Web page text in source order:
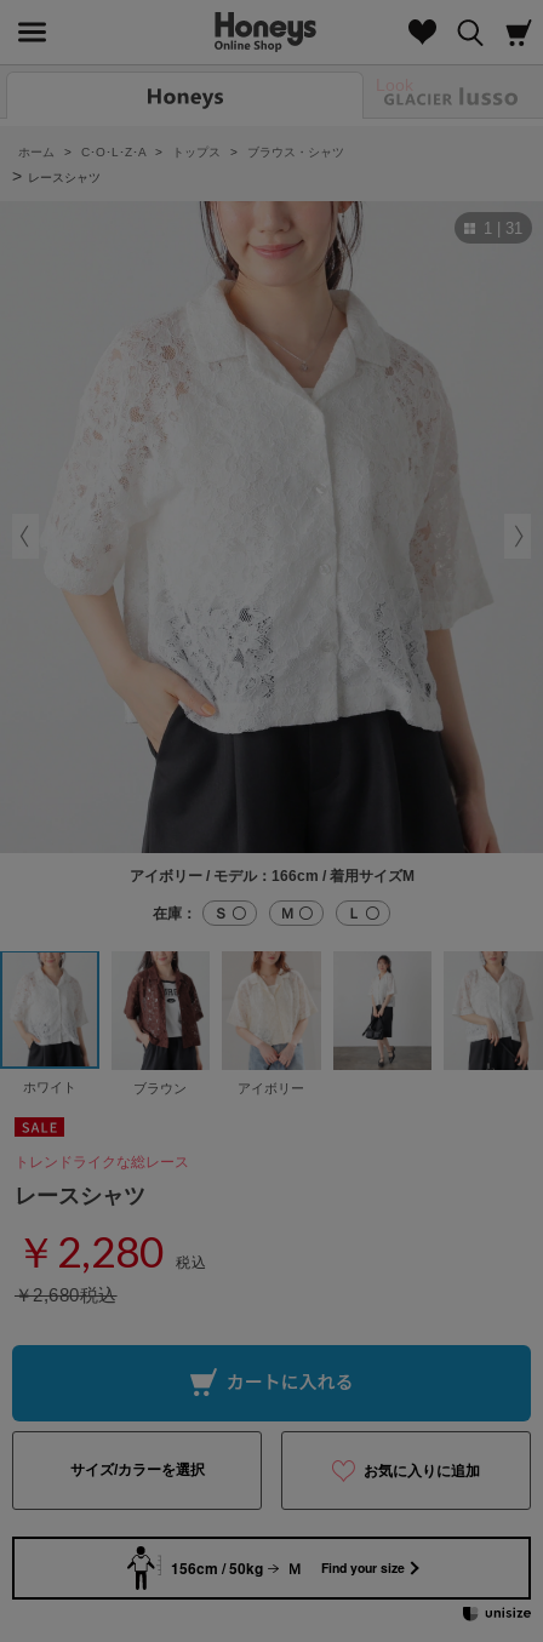
ホーム > C･O･L･Z･A > トップス > ブラウス・シャツ
> レースシャツ
1 | 31
アイボリー / モデル：166cm / 着用サイズM
在庫： Ｓ 〇 Ｍ 〇 Ｌ 〇
ホワイト ブラウン アイボリー
トレンドライクな総レース
レースシャツ
￥2,280 税込
￥2,680税込
サイズ/カラーを選択 お気に入りに追加
156cm / 50kg Ｍ Find your size